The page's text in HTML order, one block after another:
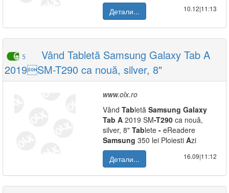
Детали...
10.12|11:13
5
Vând Tabletă Samsung Galaxy Tab A
2019SM-T290 ca nouă, silver, 8"
www.olx.ro
Vând Tabletă Samsung Galaxy
Tab A 2019 SM-T290 ca nouă,
silver, 8" Tablete - eReadere
Samsung 350 lei Ploiesti Azi
Детали...
16.09|11:12